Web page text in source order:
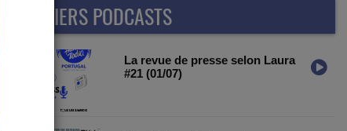
DERNIERS PODCASTS
La revue de presse selon Laura
#21 (01/07)